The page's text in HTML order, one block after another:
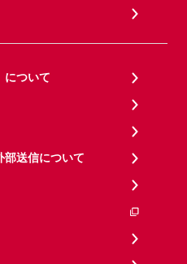
について
部送信について